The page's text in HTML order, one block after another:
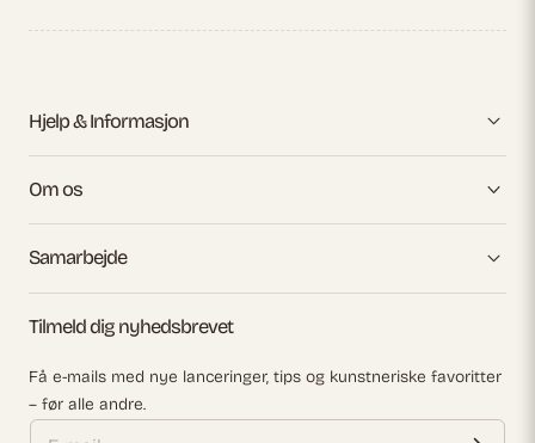
Hjelp & Informasjon
Om os
Samarbejde
Tilmeld dig nyhedsbrevet
Få e-mails med nye lanceringer, tips og kunstneriske favoritter
– før alle andre.